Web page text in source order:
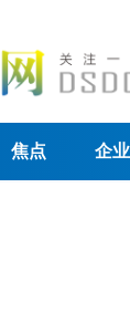
焦点 企业